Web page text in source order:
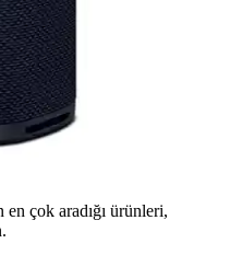
çok aradığı ürünleri,